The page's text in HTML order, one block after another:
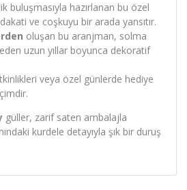
buluşmasıyla hazırlanan bu özel
ve coşkuyu bir arada yansıtır.
oluşan bu aranjman, solma
uzun yıllar boyunca dekoratif
veya özel günlerde hediye
güller, zarif saten ambalajla
kurdele detayıyla şık bir duruş